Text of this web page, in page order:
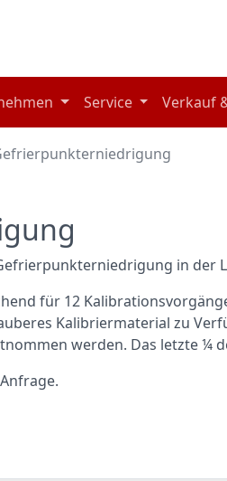
Service Verkauf
in der
für 12
Kalibriermaterial zu
werden. Das letzte